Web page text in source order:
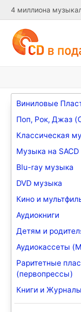
4 миллиона
Виниловые
Поп, Рок, Джаз
Классическая
Музыка на SACD
Blu-ray музыка
DVD музыка
Кино и
Аудиокниги
Детям и
Аудиокассеты
Раритетные
(первопрессы)
Книги и Журналы